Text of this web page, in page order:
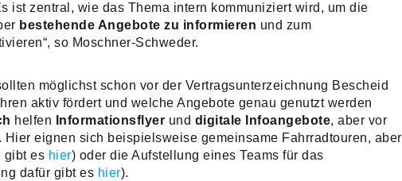
ist zentral, wie das Thema intern kommuniziert wird, um die
bestehende Angebote zu informieren und zum
so Moschner-Schweder.
möglichst schon vor der Vertragsunterzeichnung Bescheid
aktiv fördert und welche Angebote genau genutzt werden
helfen Informationsflyer und digitale Infoangebote, aber vor
. Hier eignen sich beispielsweise gemeinsame Fahrradtouren, aber
gibt es hier) oder die Aufstellung eines Teams für das
dafür gibt es hier).